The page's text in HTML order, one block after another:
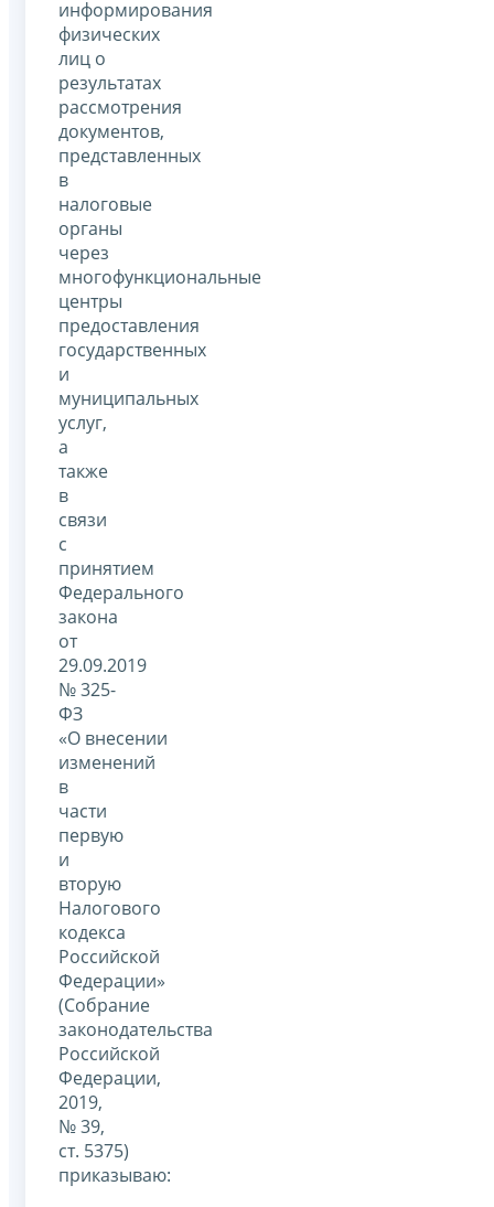
информирования
физических
лиц о
результатах
рассмотрения
документов,
представленных
в
налоговые
органы
через
многофункциональные
центры
предоставления
государственных
и
муниципальных
услуг,
а
также
в
связи
с
принятием
Федерального
закона
от
29.09.2019
№ 325-
ФЗ
«О внесении
изменений
в
части
первую
и
вторую
Налогового
кодекса
Российской
Федерации»
(Собрание
законодательства
Российской
Федерации,
2019,
№ 39,
ст. 5375)
приказываю: